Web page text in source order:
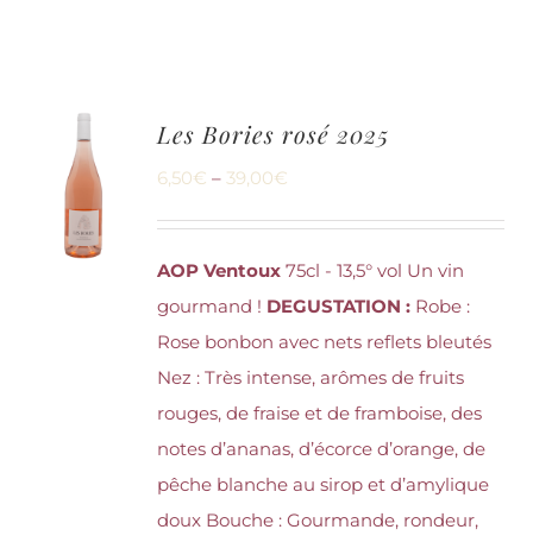
CHOIX
DES
Les Bories rosé 2025
6,50€ – 39,00€
AOP Ventoux75cl - 13,5° vol Un vin
gourmand ! DEGUSTATION :Robe :
Rose bonbon avec nets reflets bleutés
Nez : Très intense, arômes de fruits
rouges, de fraise et de framboise, des
notes d’ananas, d’écorce d’orange, de
pêche blanche au sirop et d’amylique
doux Bouche : Gourmande, rondeur,